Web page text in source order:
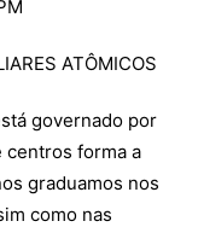
ATÔMICOS
governado por
centros forma a
graduamos nos
como nas